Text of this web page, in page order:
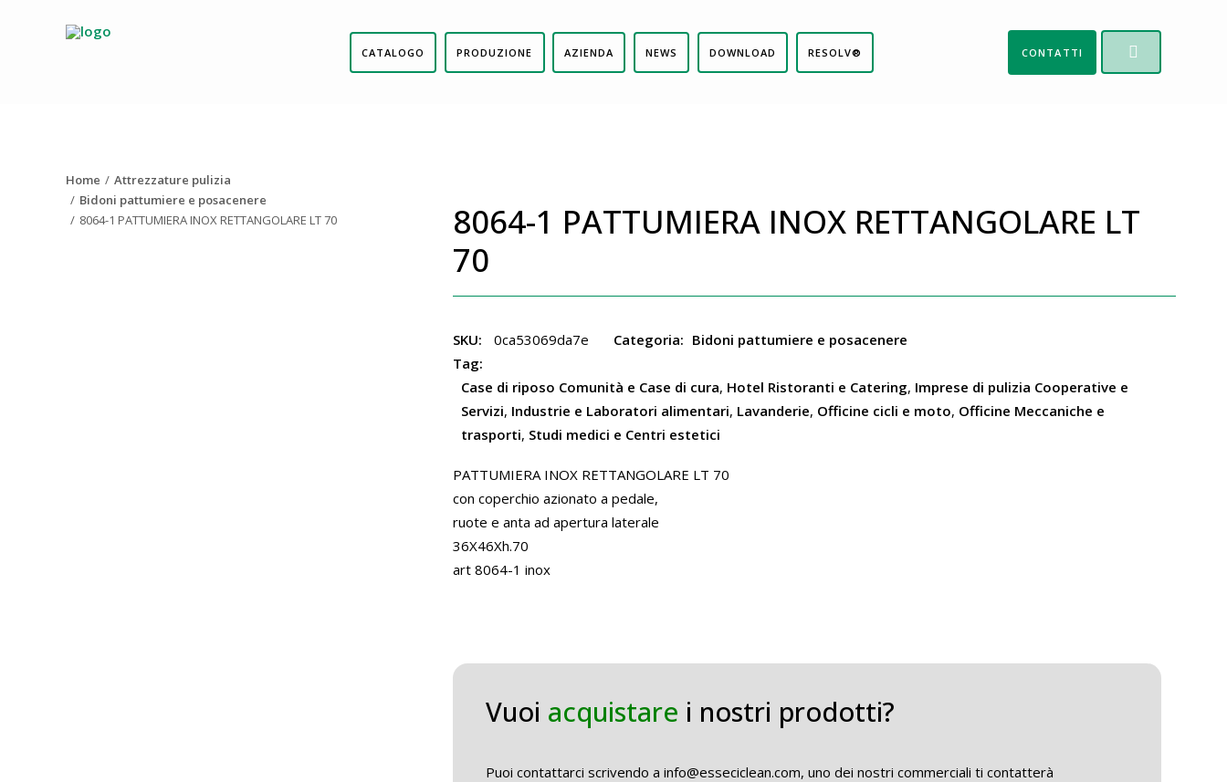
CATALOGO PRODUZIONE AZIENDA NEWS DOWNLOAD RESOLV® CONTATTI
Home
Attrezzature pulizia
Bidoni pattumiere e posacenere
8064-1 PATTUMIERA INOX RETTANGOLARE LT 70
8064-1 PATTUMIERA INOX RETTANGOLARE LT
70
SKU: 0ca53069da7e Categoria: Bidoni pattumiere e posacenere
Tag:
Case di riposo Comunità e Case di cura, Hotel Ristoranti e Catering, Imprese di pulizia Cooperative e
Servizi, Industrie e Laboratori alimentari, Lavanderie, Officine cicli e moto, Officine Meccaniche e
trasporti, Studi medici e Centri estetici
PATTUMIERA INOX RETTANGOLARE LT 70
con coperchio azionato a pedale,
ruote e anta ad apertura laterale
36X46Xh.70
art 8064-1 inox
Vuoi acquistare i nostri prodotti?
Puoi contattarci scrivendo a info@esseciclean.com, uno dei nostri commerciali ti contatterà